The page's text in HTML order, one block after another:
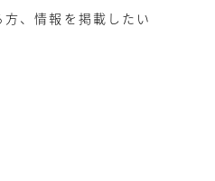
、情報を掲載したい